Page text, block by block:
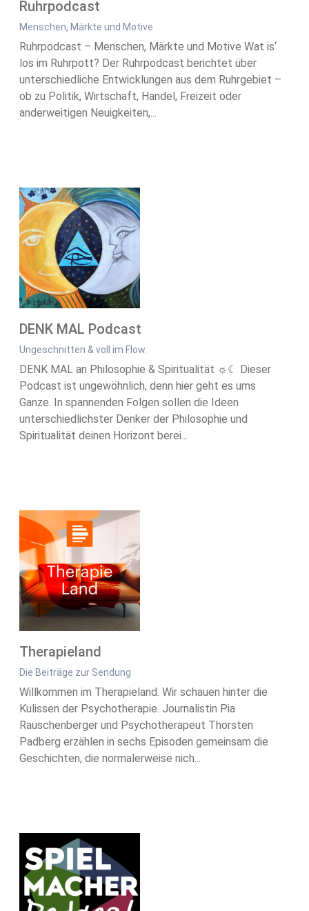
Ruhrpodcast
Menschen, Märkte und Motive
Ruhrpodcast – Menschen, Märkte und Motive Wat is‘
los im Ruhrpott? Der Ruhrpodcast berichtet über
unterschiedliche Entwicklungen aus dem Ruhrgebiet –
ob zu Politik, Wirtschaft, Handel, Freizeit oder
anderweitigen Neuigkeiten,...
DENK MAL Podcast
Ungeschnitten & voll im Flow.
DENK MAL an Philosophie & Spiritualität ☼☾ Dieser
Podcast ist ungewöhnlich, denn hier geht es ums
Ganze. In spannenden Folgen sollen die Ideen
unterschiedlichster Denker der Philosophie und
Spiritualität deinen Horizont berei...
Therapieland
Die Beiträge zur Sendung
Willkommen im Therapieland. Wir schauen hinter die
Kulissen der Psychotherapie. Journalistin Pia
Rauschenberger und Psychotherapeut Thorsten
Padberg erzählen in sechs Episoden gemeinsam die
Geschichten, die normalerweise nich...